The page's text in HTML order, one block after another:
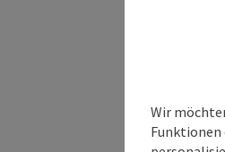
Wir
Funktionen